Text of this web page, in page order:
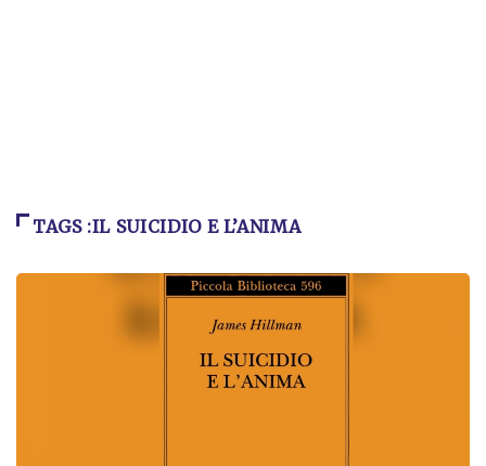
TAGS :IL SUICIDIO E L’ANIMA